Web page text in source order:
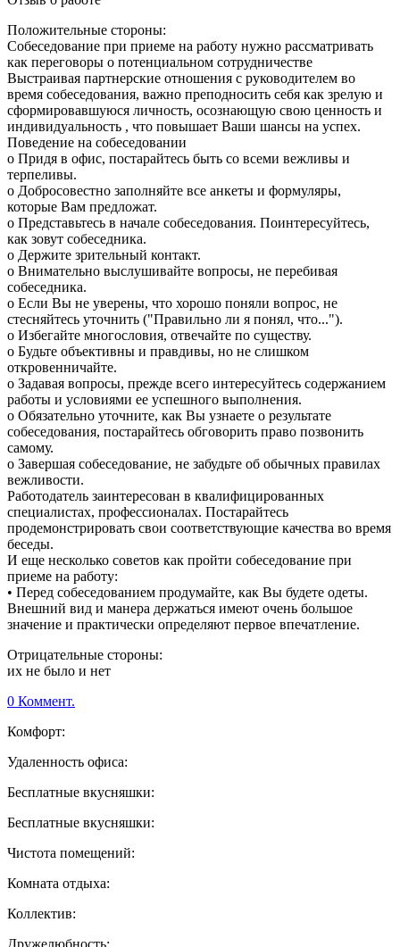
Положительные стороны:
Собеседование при приеме на работу нужно рассматривать
как переговоры о потенциальном сотрудничестве
Выстраивая партнерские отношения с руководителем во
время собеседования, важно преподносить себя как зрелую и
сформировавшуюся личность, осознающую свою ценность и
индивидуальность , что повышает Ваши шансы на успех.
Поведение на собеседовании
o Придя в офис, постарайтесь быть со всеми вежливы и
терпеливы.
o Добросовестно заполняйте все анкеты и формуляры,
которые Вам предложат.
o Представьтесь в начале собеседования. Поинтересуйтесь,
как зовут собеседника.
o Держите зрительный контакт.
o Внимательно выслушивайте вопросы, не перебивая
собеседника.
o Если Вы не уверены, что хорошо поняли вопрос, не
стесняйтесь уточнить ("Правильно ли я понял, что...").
o Избегайте многословия, отвечайте по существу.
o Будьте объективны и правдивы, но не слишком
откровенничайте.
o Задавая вопросы, прежде всего интересуйтесь содержанием
работы и условиями ее успешного выполнения.
o Обязательно уточните, как Вы узнаете о результате
собеседования, постарайтесь обговорить право позвонить
самому.
o Завершая собеседование, не забудьте об обычных правилах
вежливости.
Работодатель заинтересован в квалифицированных
специалистах, профессионалах. Постарайтесь
продемонстрировать свои соответствующие качества во время
беседы.
И еще несколько советов как пройти собеседование при
приеме на работу:
• Перед собеседованием продумайте, как Вы будете одеты.
Внешний вид и манера держаться имеют очень большое
значение и практически определяют первое впечатление.
Отрицательные стороны:
их не было и нет
0 Коммент.
Комфорт:
Удаленность офиса:
Бесплатные вкусняшки:
Бесплатные вкусняшки:
Чистота помещений:
Комната отдыха:
Коллектив: